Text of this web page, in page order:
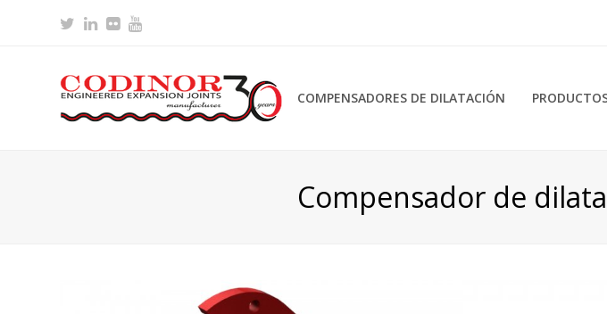
Twitter
LinkedIn
FlickrYoutube
COMPENSADORES DE DILATACIÓN
Compensador de